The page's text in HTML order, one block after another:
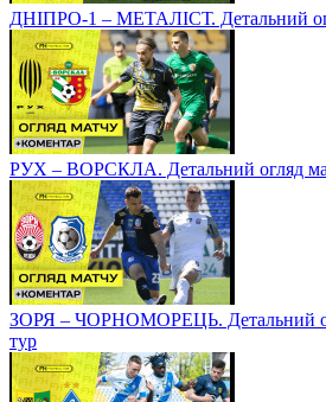
ДНІПРО-1 – МЕТАЛІСТ. Детальний
РУХ – ВОРСКЛА. Детальний огляд
ЗОРЯ – ЧОРНОМОРЕЦЬ. Детальний
тур